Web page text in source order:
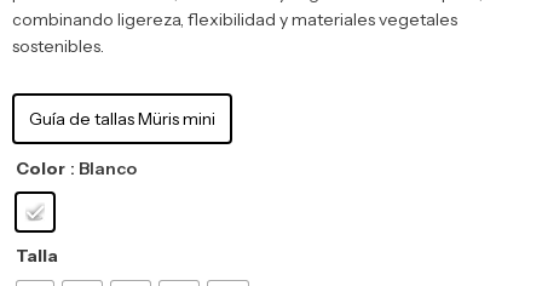
combinando ligereza, flexibilidad y materiales vegetales
sostenibles.
Guía de tallas Müris mini
Color : Blanco
Talla